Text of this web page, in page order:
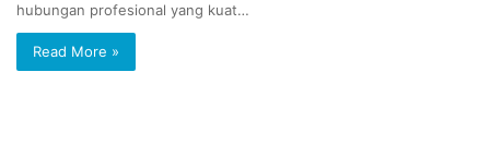
hubungan profesional yang kuat…
Read More »